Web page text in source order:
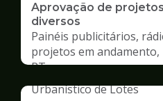
Aprovação de
diversos
Painéis publicitários,
projetos em
RT